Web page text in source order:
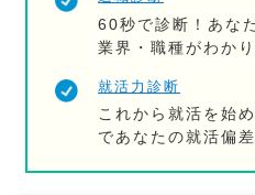
60秒で診断！あな
業界・職種がわか
就活力診断
これから就活を始
であなたの就活偏